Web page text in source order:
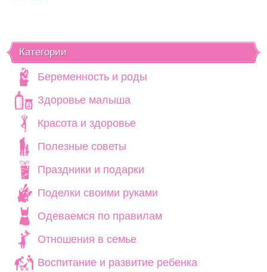
Категории
Беременность и роды
Здоровье малыша
Красота и здоровье
Полезные советы
Праздники и подарки
Поделки своими руками
Одеваемся по правилам
Отношения в семье
Воспитание и развитие ребенка